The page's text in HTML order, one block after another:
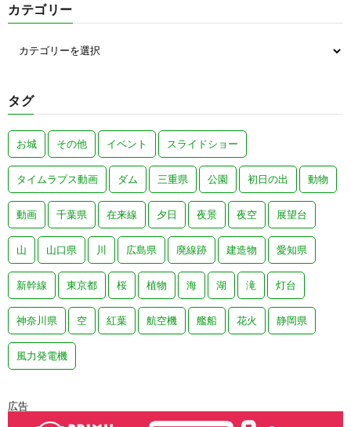
カテゴリー
タグ
お城 その他 イベント スライドショー
タイムラプス動画 ダム 三重県 公園 初日の出 動物
動画 千葉県 在来線 夕日 夜景 夜空 展望台
山 山口県 川 広島県 廃線跡 建造物 愛知県
新幹線 東京都 桜 植物 海 湖 滝 灯台
神奈川県 空 紅葉 航空機 艦船 花火 静岡県
風力発電機
広告